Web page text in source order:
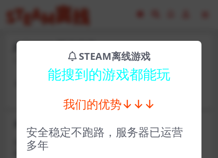
jhf31009-要战便战
9
卡号： cxcpq74647 密码：2U3c86c5QFD
关于D加密类游戏通知
近期发现同行倒卖严重，大量会员D加密游戏无法激活问
题，现开通令牌
STEAM离线游戏
能搜到的游戏都能玩
我们的优势↓↓↓
安全稳定不跑路，服务器已运营
多年